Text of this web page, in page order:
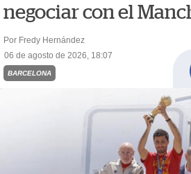
negociar con el
Por Fredy Hernández
06 de agosto de 2026, 18:07
BARCELONA